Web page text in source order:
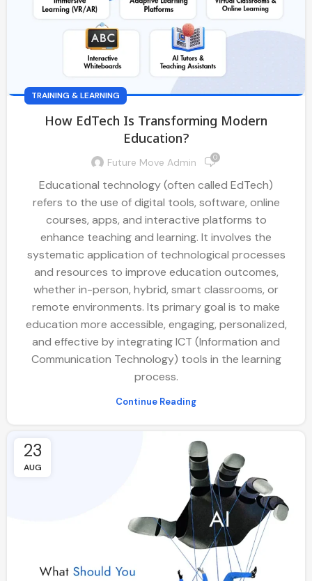
TRAINING & LEARNING
How EdTech Is Transforming Modern
Education?
Future Move Admin 0
Educational technology (often called EdTech)
refers to the use of digital tools, software, online
courses, apps, and interactive platforms to
enhance teaching and learning. It involves the
systematic application of technological processes
and resources to improve education outcomes,
whether in-person, hybrid, smart classrooms, or
remote environments. Its primary goal is to make
education more accessible, engaging, personalized,
and effective by integrating ICT (Information and
Communication Technology) tools in the learning
process.
Continue Reading
23
AUG